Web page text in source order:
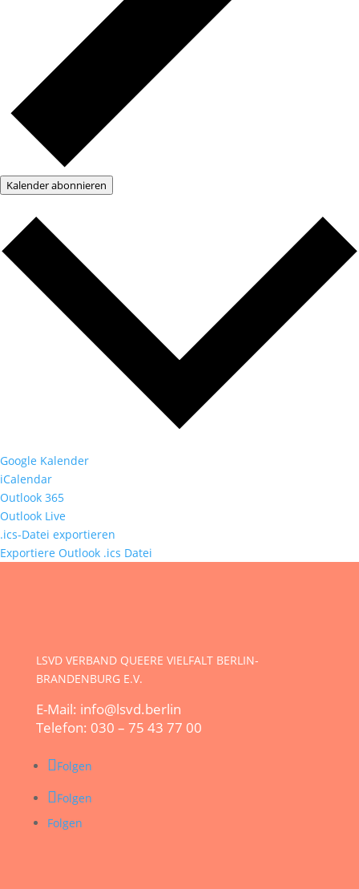
Kalender abonnieren
Google Kalender
iCalendar
Outlook 365
Outlook Live
.ics-Datei exportieren
Exportiere Outlook .ics Datei
LSVD VERBAND QUEERE VIELFALT BERLIN-
BRANDENBURG E.V.
E-Mail: info@lsvd.berlin
Telefon: 030 – 75 43 77 00
Folgen
Folgen
Folgen